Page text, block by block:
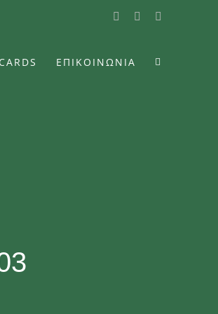
FacebookInstagram
ΕΠΙΚΟΙΝΩΝΙΑ